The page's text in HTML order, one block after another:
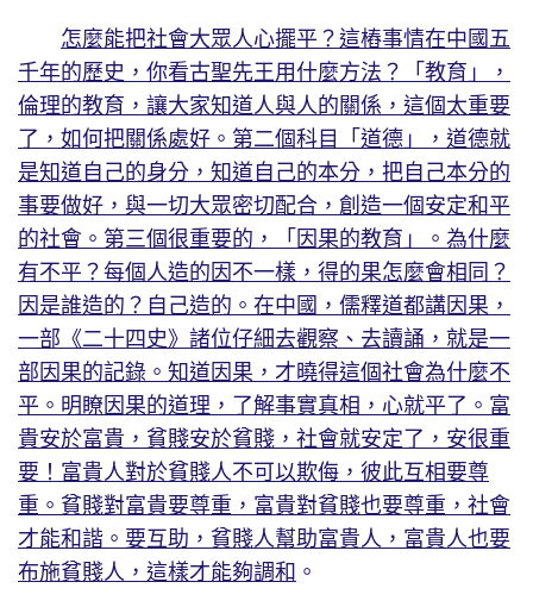
怎麼能把社會大眾人心擺平？這樁事情在中國五
千年的歷史，你看古聖先王用什麼方法？「教育」，
倫理的教育，讓大家知道人與人的關係，這個太重要
了，如何把關係處好。第二個科目「道德」，道德就
是知道自己的身分，知道自己的本分，把自己本分的
事要做好，與一切大眾密切配合，創造一個安定和平
的社會。第三個很重要的，「因果的教育」。為什麼
有不平？每個人造的因不一樣，得的果怎麼會相同？
因是誰造的？自己造的。在中國，儒釋道都講因果，
一部《二十四史》諸位仔細去觀察、去讀誦，就是一
部因果的記錄。知道因果，才曉得這個社會為什麼不
平。明瞭因果的道理，了解事實真相，心就平了。富
貴安於富貴，貧賤安於貧賤，社會就安定了，安很重
要！富貴人對於貧賤人不可以欺侮，彼此互相要尊
重。貧賤對富貴要尊重，富貴對貧賤也要尊重，社會
才能和諧。要互助，貧賤人幫助富貴人，富貴人也要
布施貧賤人，這樣才能夠調和 。